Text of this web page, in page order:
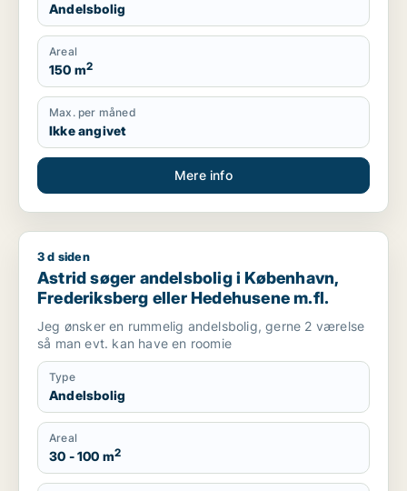
Andelsbolig
Areal
150 m2
Max. per måned
Ikke angivet
Mere info
Astrid søger andelsbolig i København, Frederiksberg eller
3 d siden
Astrid søger andelsbolig i København,
Frederiksberg eller Hedehusene m.fl.
Jeg ønsker en rummelig andelsbolig, gerne 2 værelse
så man evt. kan have en roomie
Type
Andelsbolig
Areal
30 - 100 m2